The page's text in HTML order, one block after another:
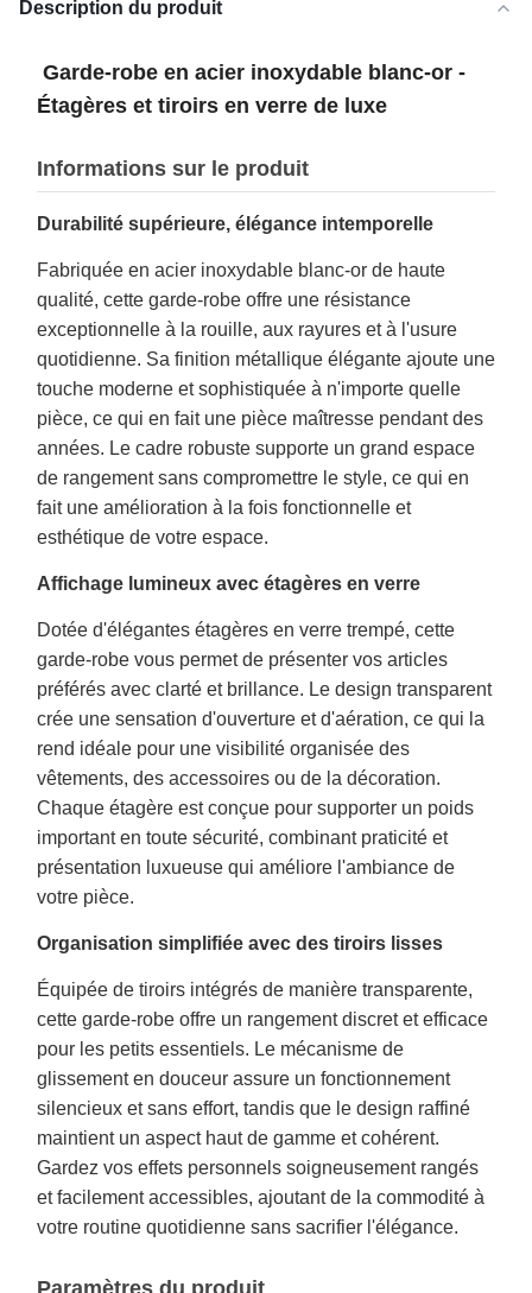
Description du produit
Garde-robe en acier inoxydable blanc-or -
Étagères et tiroirs en verre de luxe
Informations sur le produit
Durabilité supérieure, élégance intemporelle
Fabriquée en acier inoxydable blanc-or de haute
qualité, cette garde-robe offre une résistance
exceptionnelle à la rouille, aux rayures et à l'usure
quotidienne. Sa finition métallique élégante ajoute une
touche moderne et sophistiquée à n'importe quelle
pièce, ce qui en fait une pièce maîtresse pendant des
années. Le cadre robuste supporte un grand espace
de rangement sans compromettre le style, ce qui en
fait une amélioration à la fois fonctionnelle et
esthétique de votre espace.
Affichage lumineux avec étagères en verre
Dotée d'élégantes étagères en verre trempé, cette
garde-robe vous permet de présenter vos articles
préférés avec clarté et brillance. Le design transparent
crée une sensation d'ouverture et d'aération, ce qui la
rend idéale pour une visibilité organisée des
vêtements, des accessoires ou de la décoration.
Chaque étagère est conçue pour supporter un poids
important en toute sécurité, combinant praticité et
présentation luxueuse qui améliore l'ambiance de
votre pièce.
Organisation simplifiée avec des tiroirs lisses
Équipée de tiroirs intégrés de manière transparente,
cette garde-robe offre un rangement discret et efficace
pour les petits essentiels. Le mécanisme de
glissement en douceur assure un fonctionnement
silencieux et sans effort, tandis que le design raffiné
maintient un aspect haut de gamme et cohérent.
Gardez vos effets personnels soigneusement rangés
et facilement accessibles, ajoutant de la commodité à
votre routine quotidienne sans sacrifier l'élégance.
Paramètres du produit